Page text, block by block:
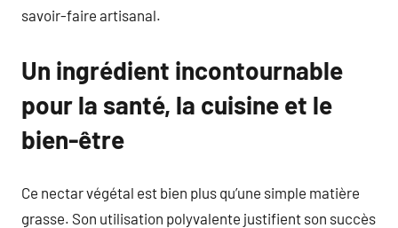
savoir-faire artisanal.
Un ingrédient incontournable
pour la santé, la cuisine et le
bien-être
Ce nectar végétal est bien plus qu’une simple matière
grasse. Son utilisation polyvalente justifient son succès